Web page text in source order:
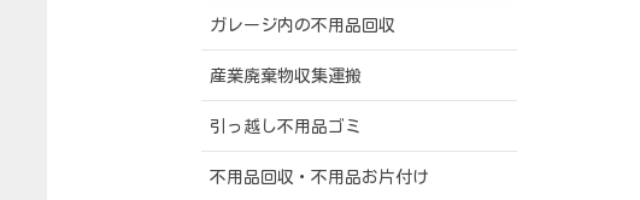
ガレージ内の不用品回収
産業廃棄物収集運搬
引っ越し不用品ゴミ
不用品回収・不用品お片付け